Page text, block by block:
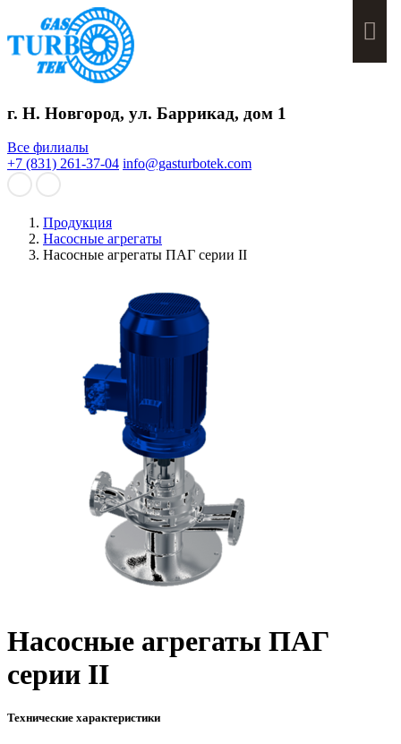
г. Н. Новгород, ул. Баррикад, дом 1
Все филиалы
+7 (831) 261-37-04 info@gasturbotek.com
Продукция
Насосные агрегаты
Насосные агрегаты ПАГ серии II
Насосные агрегаты ПАГ
серии II
Технические характеристики